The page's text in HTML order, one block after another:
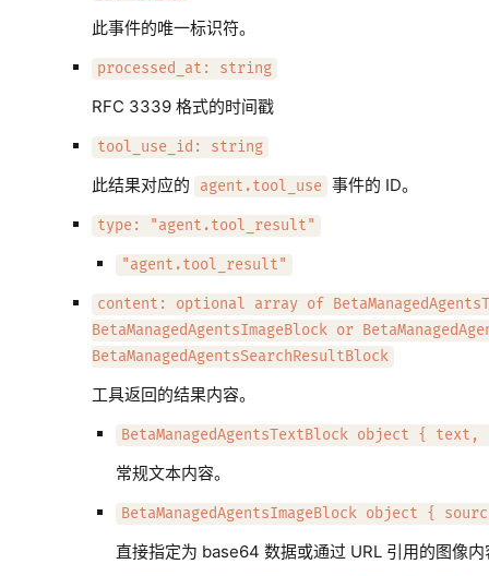
此事件的唯一标识符。
processed_at: string
RFC 3339 格式的时间戳
tool_use_id: string
此结果对应的 agent.tool_use 事件的 ID。
type: "agent.tool_result"
"agent.tool_result"
content: optional array of
BetaManagedAgentsImageBlock or
BetaManagedAgentsSearchResultBlock
工具返回的结果内容。
BetaManagedAgentsTextBlock object {
常规文本内容。
BetaManagedAgentsImageBlock object {
直接指定为 base64 数据或通过 URL 引用的图像内